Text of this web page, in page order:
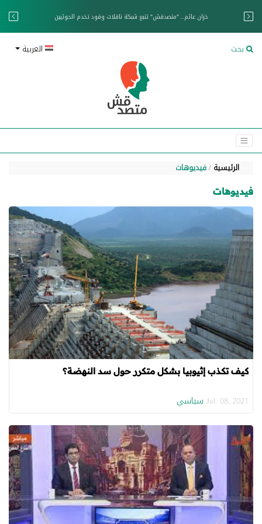
خزان عائم.. "متصدقش" تتبع شبكة ناقلات وقود تخدم الحوثيين
بحث العربية
الرئيسية فيديوهات
فيديوهات
كيف تكذب إثيوبيا بشكل متكرر حول سد النهضة؟
Jul. 08, 2021 سياسي